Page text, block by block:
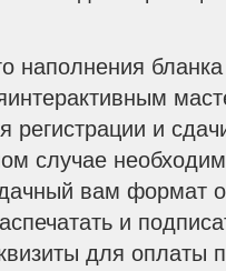
наполнения
регистрации и
случае
вам формат
и
для